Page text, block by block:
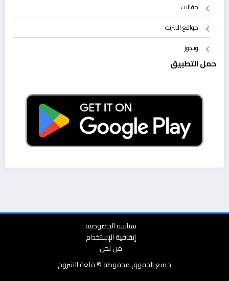
مقالات
مواقع الانترنت
ويندوز
حمل التطبيق
سياسة الخصوصية
إتفاقية الإستخدام
من نحن
جميع الحقوق محفوظة © قلعة الشروح